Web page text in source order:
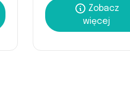
Zobacz
więcej